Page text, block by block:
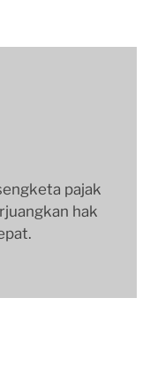
pajak
hak